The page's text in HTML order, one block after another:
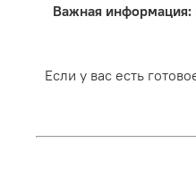
Важная информация:
Если у вас есть